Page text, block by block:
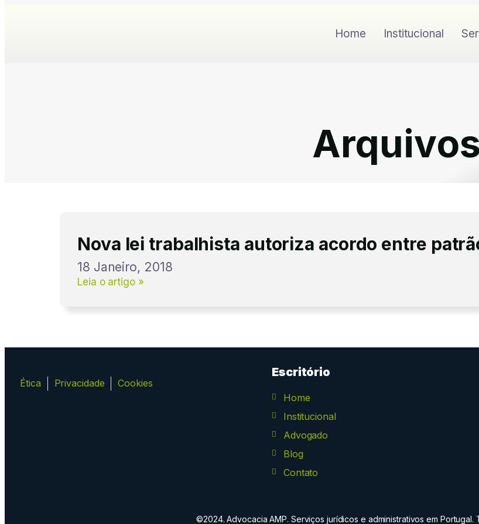
Home Institucional
Arquivos
Nova lei trabalhista autoriza acordo entre
18 Janeiro, 2018
Leia o artigo »
Ética Privacidade Cookies
Escritório
Home
Institucional
Advogado
Blog
Contato
©2024. Advocacia AMP. Serviços jurídicos e administrativos em